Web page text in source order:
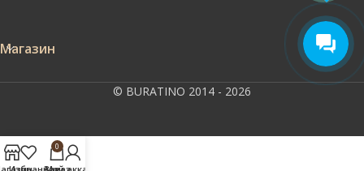
Магазин
© BURATINO 2014 - 2026
0